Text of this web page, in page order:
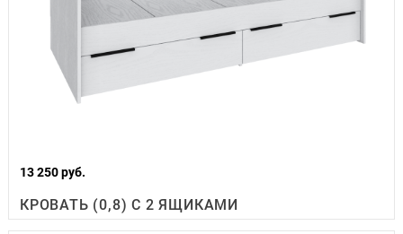
13 250 руб.
КРОВАТЬ (0,8) С 2 ЯЩИКАМИ